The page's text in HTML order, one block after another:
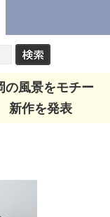
風景をモチー
新作を発表